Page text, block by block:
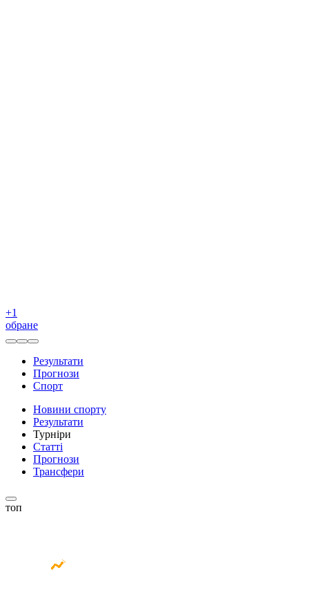
+1
обране
Результати
Прогнози
Спорт
Новини спорту
Результати
Турніри
Статті
Прогнози
Трансфери
топ